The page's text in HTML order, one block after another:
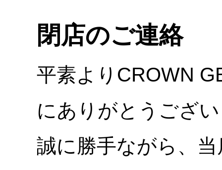
閉店のご連絡
平素よりCROWN
にありがとうござ
誠に勝手ながら、